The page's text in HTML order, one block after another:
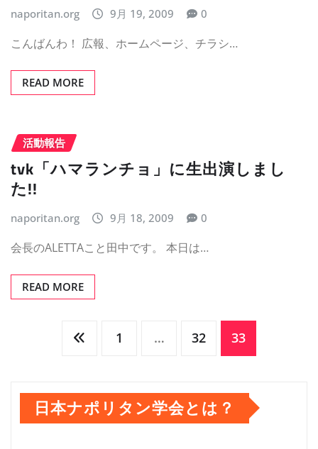
naporitan.org 9月 19, 2009 0
こんばんわ！ 広報、ホームページ、チラシ…
READ MORE
活動報告
tvk「ハマランチョ」に生出演しまし
た!!
naporitan.org 9月 18, 2009 0
会長のALETTAこと田中です。 本日は…
READ MORE
稿
の
1 … 32 33
日本ナポリタン学会とは？